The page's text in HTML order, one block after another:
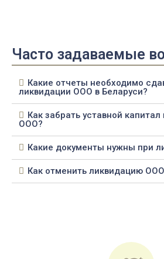
Часто задаваемые
Какие отчеты необходимо
ликвидации ООО в Беларуси?
Как забрать уставной
ООО?
Какие документы нужны при
Как отменить ликвидацию